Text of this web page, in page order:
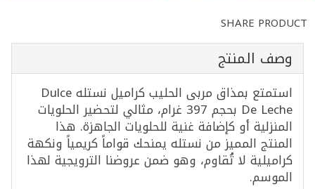
SHARE PRODUCT
وصف المنتج
استمتع بمذاق مربى الحليب كراميل نستله Dulce
De Leche بحجم 397 غرام، مثالي لتحضير الحلويات
المنزلية أو كإضافة غنية للحلويات الجاهزة. هذا
المنتج المميز من نستله يمنحك قواماً كريمياً ونكهة
كراميلية لا تُقاوم، وهو ضمن عروضنا الترويجية لهذا
الموسم.